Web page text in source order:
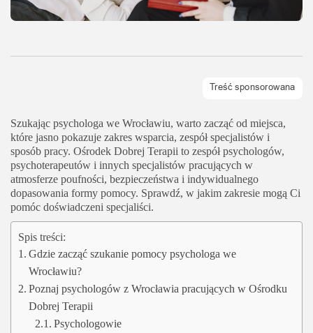
Szukając psychologa we Wrocławiu, warto zacząć od miejsca,
które jasno pokazuje zakres wsparcia, zespół specjalistów i
sposób pracy. Ośrodek Dobrej Terapii to zespół psychologów,
psychoterapeutów i innych specjalistów pracujących w
atmosferze poufności, bezpieczeństwa i indywidualnego
dopasowania formy pomocy. Sprawdź, w jakim zakresie mogą Ci
pomóc doświadczeni specjaliści.
Spis treści:
Gdzie zacząć szukanie pomocy psychologa we
Wrocławiu?
Poznaj psychologów z Wrocławia pracujących w Ośrodku
Dobrej Terapii
Psychologowie